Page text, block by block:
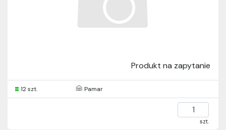
Produkt na zapytanie
12 szt. Pamar
szt.